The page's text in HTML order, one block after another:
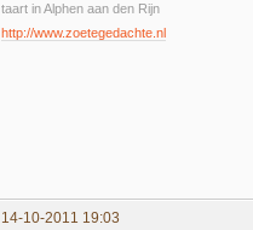
taart in Alphen aan den Rijn
http://www.zoetegedachte.nl
14-10-2011 19:03